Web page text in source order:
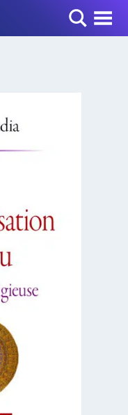
Toggle Menu